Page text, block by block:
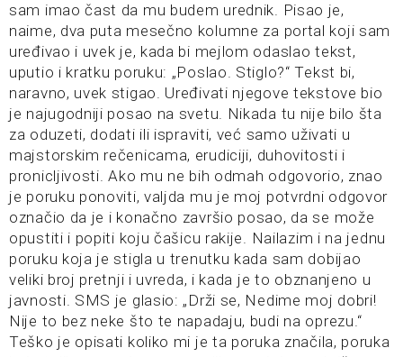
sam imao čast da mu budem urednik. Pisao je,
naime, dva puta mesečno kolumne za portal koji sam
uređivao i uvek je, kada bi mejlom odaslao tekst,
uputio i kratku poruku: „Poslao. Stiglo?“ Tekst bi,
naravno, uvek stigao. Uređivati njegove tekstove bio
je najugodniji posao na svetu. Nikada tu nije bilo šta
za oduzeti, dodati ili ispraviti, već samo uživati u
majstorskim rečenicama, erudiciji, duhovitosti i
pronicljivosti. Ako mu ne bih odmah odgovorio, znao
je poruku ponoviti, valjda mu je moj potvrdni odgovor
označio da je i konačno završio posao, da se može
opustiti i popiti koju čašicu rakije. Nailazim i na jednu
poruku koja je stigla u trenutku kada sam dobijao
veliki broj pretnji i uvreda, i kada je to obznanjeno u
javnosti. SMS je glasio: „Drži se, Nedime moj dobri!
Nije to bez neke što te napadaju, budi na oprezu.“
Teško je opisati koliko mi je ta poruka značila, poruka